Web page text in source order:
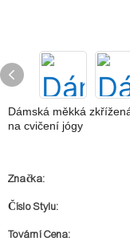
Dámská měkká
na cvičení jógy
Značka:
Číslo Stylu:
Tovární Cena: